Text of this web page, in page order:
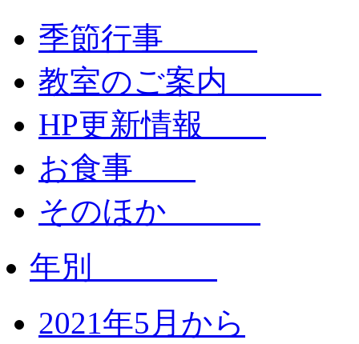
季節行事
教室のご案内
HP更新情報
お食事
そのほか
年別
2021年5月から